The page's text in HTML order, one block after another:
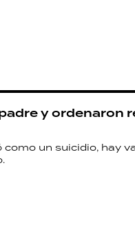
y ordenaron
un suicidio, hay